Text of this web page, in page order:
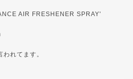
AIR FRESHENER SPRAY'
れてます。